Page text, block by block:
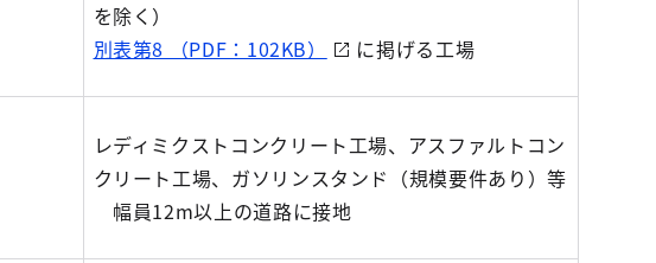
を除く）
別表第8 （PDF：102KB）
に掲げる工場
レディミクストコンクリート工場、アスファルトコン
クリート工場、ガソリンスタンド（規模要件あり）等
幅員12m以上の道路に接地